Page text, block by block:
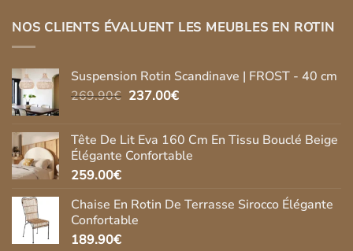
était :
269.90€.
est :
237.00€.
NOS CLIENTS ÉVALUENT LES MEUBLES EN ROTIN
Suspension Rotin Scandinave | FROST - 40 cm
269.90€ Le
était :
269.90€.
237.00€Le
est :
237.00€.
Tête De Lit Eva 160 Cm En Tissu Bouclé Beige
Élégante Confortable
259.00€
Chaise En Rotin De Terrasse Sirocco Élégante
Confortable
189.90€